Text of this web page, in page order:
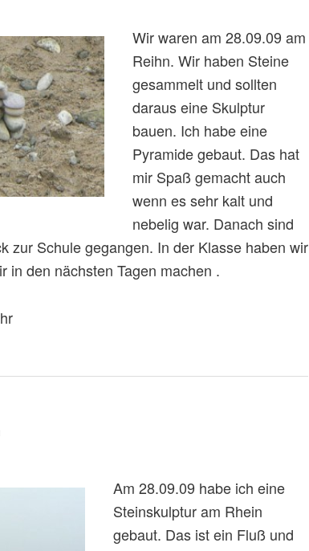
Wir waren am 28.09.09 am
Reihn. Wir haben Steine
gesammelt und sollten
daraus eine Skulptur
bauen. Ich habe eine
Pyramide gebaut. Das hat
mir Spaß gemacht auch
wenn es sehr kalt und
nebelig war. Danach sind
zur Schule gegangen. In der Klasse haben wir
in den nächsten Tagen machen .
Am 28.09.09 habe ich eine
Steinskulptur am Rhein
gebaut. Das ist ein Fluß und